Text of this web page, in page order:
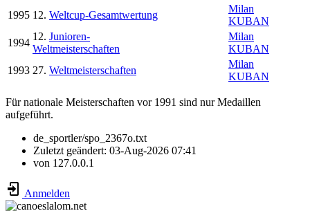
1995 12. Weltcup-Gesamtwertung
Milan
KUBAN
1994
12. Junioren-
Weltmeisterschaften
Milan
KUBAN
1993 27. Weltmeisterschaften
Milan
KUBAN
Für nationale Meisterschaften vor 1991 sind nur Medaillen
aufgeführt.
de_sportler/spo_2367o.txt
Zuletzt geändert: 03-Aug-2026 07:41
von 127.0.0.1
Anmelden